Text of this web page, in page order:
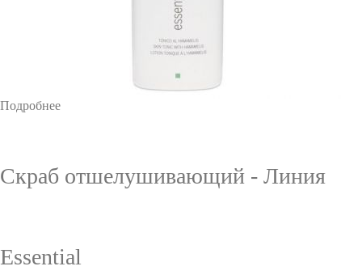
Подробнее
Скраб отшелушивающий - Линия
Essential